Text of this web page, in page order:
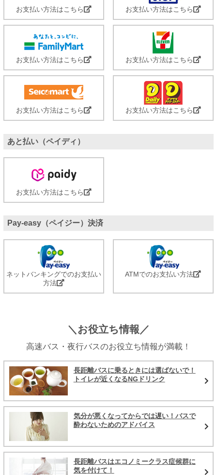
お支払い方法はこちら お支払い方法はこちら
お支払い方法はこちら お支払い方法はこちら
お支払い方法はこちら お支払い方法はこちら
あと払い（ペイディ）
お支払い方法はこちら
Pay-easy（ペイジー）決済
ネットバンキングでのお支払い
方法
ATMでのお支払い方法
＼お役立ち情報／
高速バス・夜行バスのお役立ち情報が満載！
長距離バスに乗るときには選ばないで！
トイレが近くなるNGドリンク
気分が悪くなってからでは遅い！バスで
酔わないためのアドバイス
長距離バスはエコノミークラス症候群に
気を付けて！